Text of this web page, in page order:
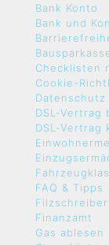
Bank Konto
Bank und
Checklisten
Cookie-
Datenschutz
DSL-Vertrag
DSL-Vertrag
FAQ & Tipps
Finanzamt
Gas ablesen